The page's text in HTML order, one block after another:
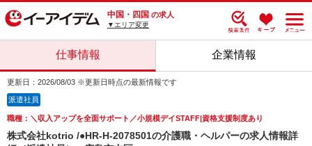
中国・四国 の求人
▼エリア変更
仕事情報 企業情報
更新日：2026/08/03 ※更新日時点の最新情報です
派遣社員
職種：＼収入アップを全面サポート／小規模デイSTAFF|資格支援制度あり
株式会社kotrio /●HR-H-2078501の介護職・ヘルパーの求人情報詳